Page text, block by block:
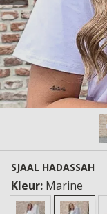
SJAAL HADASSAH
Kleur: Marine